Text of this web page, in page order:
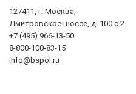
127411, г. Москва,
Дмитровское шоссе, д. 100 с.2
+7 (495) 966-13-50
8-800-100-83-15
info@bspol.ru